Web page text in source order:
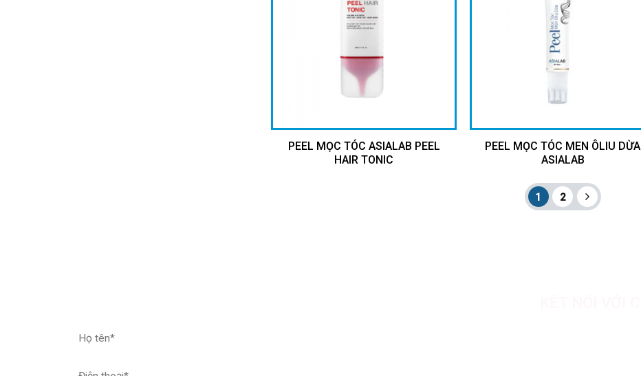
PEEL MỌC TÓC ASIALAB PEEL
HAIR TONIC
PEEL MỌC TÓC MEN ÔLIU DỪA
ASIALAB
1 2